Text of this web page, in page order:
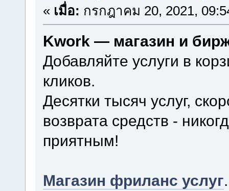
« เมื่อ: กรกฎาคม 20, 2021,
Kwork — магазин и
Добавляйте услуги в
кликов.
Десятки тысяч услуг,
возврата средств -
приятным!
Магазин фриланс услуг